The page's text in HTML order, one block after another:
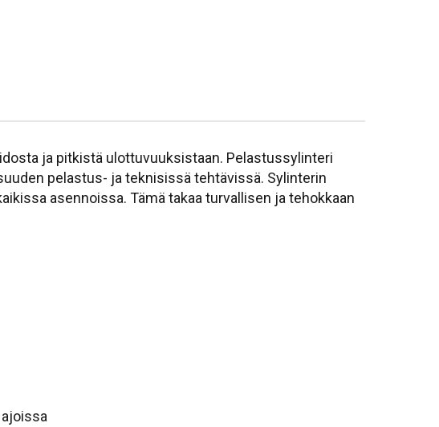
ja pitkistä ulottuvuuksistaan. Pelastussylinteri
pelastus- ja teknisissä tehtävissä. Sylinterin
asennoissa. Tämä takaa turvallisen ja tehokkaan